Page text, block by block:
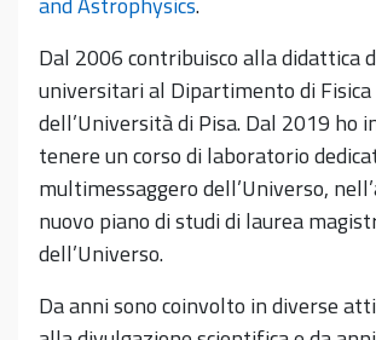
Dal 2006 contribuisco alla didattica
universitari al Dipartimento di Fisica
dell’Università di Pisa. Dal 2019 ho
tenere un corso di laboratorio
multimessaggero dell’Universo,
nuovo piano di studi di laurea
dell’Universo.
Da anni sono coinvolto in diverse